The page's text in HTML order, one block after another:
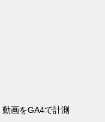
画をGA4で計測